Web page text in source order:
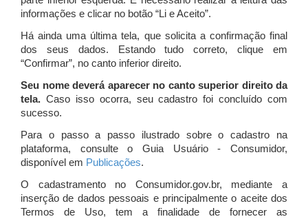
informações e clicar no botão “Li e Aceito”.
Há ainda uma última tela, que solicita a confirmação final
dos seus dados. Estando tudo correto, clique em
“Confirmar”, no canto inferior direito.
Seu nome deverá aparecer no canto superior direito da
tela. Caso isso ocorra, seu cadastro foi concluído com
sucesso.
Para o passo a passo ilustrado sobre o cadastro na
plataforma, consulte o Guia Usuário - Consumidor,
disponível em Publicações.
O cadastramento no Consumidor.gov.br, mediante a
inserção de dados pessoais e principalmente o aceite dos
Termos de Uso, tem a finalidade de fornecer as